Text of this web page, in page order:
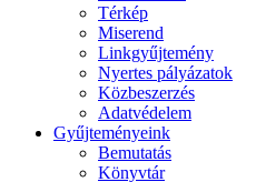
Térkép
Miserend
Linkgyűjtemény
Nyertes pályázatok
Közbeszerzés
Adatvédelem
Gyűjteményeink
Bemutatás
Könyvtár